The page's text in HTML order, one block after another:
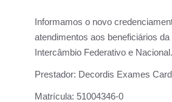
Informamos o novo
atendimentos aos beneficiários da
Intercâmbio Federativo e Nacional.
Prestador: Decordis Exames
Matrícula: 51004346-0